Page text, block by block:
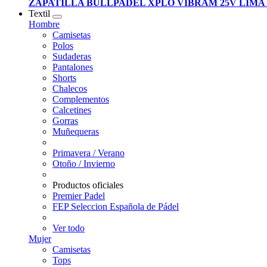
ZAPATILLA BULLPADEL XPLO VIBRAM 25V LIMA
Textil
Hombre
Camisetas
Polos
Sudaderas
Pantalones
Shorts
Chalecos
Complementos
Calcetines
Gorras
Muñequeras
Primavera / Verano
Otoño / Invierno
Productos oficiales
Premier Padel
FEP Seleccion Española de Pádel
Ver todo
Mujer
Camisetas
Tops